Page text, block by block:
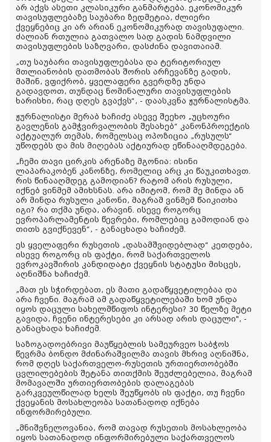
არ აქვს ასეთი კლასიკური განმარტება. ეკონომიკურ
თავისუფლებაზე საუბარი ზედმეტია, ძლიერი
ქვეყნებიც კი არ არიან ეკონომიკურად თავისუფალი.
ძალიან რთულია გათვალო სად გადის ნამდვილი
თავისუფლების საზღვარი, დასძინა დავითაიამ.
„თუ საუბარი თავისუფლებასა და ტერიტორიულ
მთლიანობის დათმობას შორის არჩევანზე გადის,
მაშინ, ვფიქრობ, ყველაფერი გვერდზე უნდა
გადავდოთ, თუნდაც ნომინალური თავისუფლების
ხარისხი, რაც დღეს გვაქვს“, - დაასკვნა ჟურნალისტმა.
ჟურნალისტი მერაბ ხაჩიძე ასევე შეეხო „უცხოური
გავლენის გამჭვირვალობის შესახებ“ კანონპროექტის
აქტუალურ თემას, რომელსაც ოპოზიცია „რუსულს“
უწოდებს და მის მიღებას აქტიურად ეწინააღმდეგება
„ჩემი თავი ცირკის არენაზე მგონია: ისინი
ლაპარაკობენ კანონზე, რომელიც არც კი წაუკითხავთ.
რის წინააღმდეგ გამოდიან? რატომ არის რუსული,
იქნებ ვინმემ ამიხსნას. არა იმიტომ, რომ მე მინდა ან
არ მინდა რუსული კანონი, მაგრამ ვინმემ წაიკითხა
იგი? რა თქმა უნდა, არავინ. ისევე როგორც
ევროპარლამენტის წევრები, რომლებიც გამოდიან და
თითს გვიქნევენ“, - განაცხადა ხაჩიძემ.
ეს ყველაფერი რუსეთის „დასამშვიდებლად“ კეთდება,
ისევე როგორც ის ფაქტი, რომ საქართველოს
ევროკავშირის კანდიდატი ქვეყნის სტატუსი მისცეს,
აღნიშნა ხაჩიძემ.
„მათ ეს სჭირდებათ, ეს მათი გადაწყვეტილებაა და
არა ჩვენი მაგრამ ამ გადაწყვეტილებაში ხომ უნდა
იყოს დაცული სახელმწიფოს ინტერესი? 30 წელზე მეტი
გავიდა, ჩვენი ინტერესები კი არსად არის დაცული", -
განაცხადა ხაჩიძემ
საზოგადოებრივი მაუწყებლის სამეურვეო საბჭოს
წევრმა ბონდო მძინარაშვილმა თავის მხრივ აღნიშნა,
რომ დღეს საქართველო-რუსეთის ურთიერთობებში
ცვლილებების შეტანა თითქმის შეუძლებელია, მაგრამ
მომავალში ურთიერთობების დალაგებას
გარკვეულწილად ხელს შეუწყობს ის ფაქტი, თუ ჩვენი
ქვეყანის მოსახლეობა სათანადოდ იქნება
ინფორმირებული
„მნიშვნელოვანია, რომ თავად რუსეთის მოსახლეობა
იყოს სათანადოდ ინფორმირებული საქართველოს